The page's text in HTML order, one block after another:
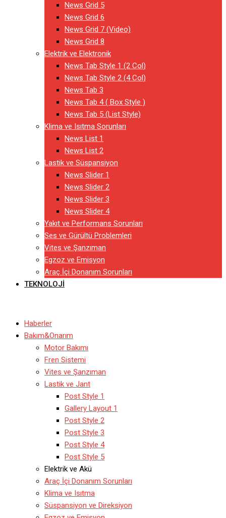
News Grid 5
News Grid 6
News Grid 7 (Video)
News Grid 8
Elektrik ve Elektronik
News Tab Style 1 (2 Col)
News Tab Style 2 (4 Col)
News Tab 3
News Tab 4 ( Box Style )
News Tab 5 (List Style)
Klima ve Isıtma Sorunları
News List 1
News List 2
Lastik ve Süspansiyon
News Slider 1
News Slider 2
News Slider 3
News Slider 4
Yakıt ve Performans Sorunları
Ses ve Gürültü Problemleri
Vites ve Şanzıman
Egzoz ve Emisyon
Araç İçi Donanım Sorunları
TEKNOLOJI
Haberler
Bakım&Onarım
Motor Bakımı
Fren Sistemi
Vites ve Şanzıman
Lastik ve Jant
Post Style 1
Gallery Layout 1
Post Style 2
Post Style 3
Post Style 4
Post Style 5
Elektrik ve Akü
Araç İçi Donanım Sorunları
Klima ve Isıtma
Süspansiyon ve Direksiyon